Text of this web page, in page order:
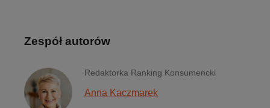
Zespół autorów
Redaktorka Ranking Konsumencki
Anna Kaczmarek